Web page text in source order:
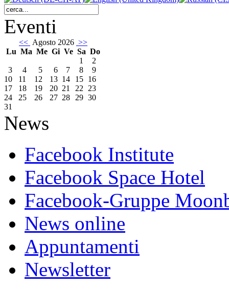
Eventi
<< Agosto 2026 >>
Lu Ma Me Gi Ve Sa Do
1
2
3
4 5 6 7 8
9
10
11 12 13 14 15 16
17
18 19 20 21 22 23
24
25 26 27 28 29 30
31
News
Facebook Institute
Facebook Space Hotel
Facebook-Gruppe
News online
Appuntamenti
Newsletter